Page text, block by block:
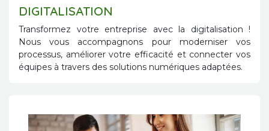
DIGITALISATION
Transformez votre entreprise avec la digitalisation !
Nous vous accompagnons pour moderniser vos
processus, améliorer votre efficacité et connecter vos
équipes à travers des solutions numériques adaptées.